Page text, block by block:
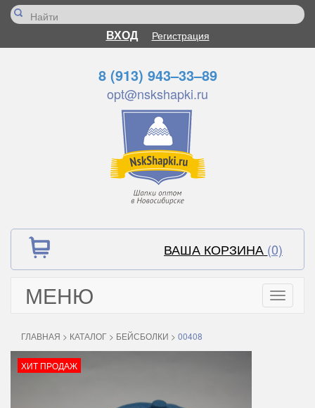
ВХОД Регистрация
8 (913) 943–33–89
opt@nskshapki.ru
ВАША КОРЗИНА (0)
МЕНЮ
Toggle
ГЛАВНАЯ > КАТАЛОГ > БЕЙСБОЛКИ > 00408
ХИТ ПРОДАЖ